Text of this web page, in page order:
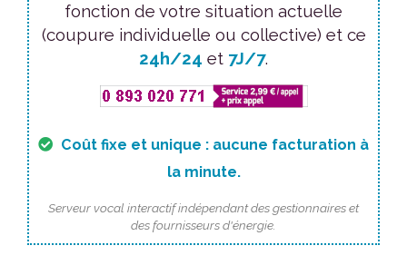
fonction de votre situation actuelle
(coupure individuelle ou collective) et ce
24h/24 et 7J/7.
Coût fixe et unique : aucune facturation à
la minute.
Serveur vocal interactif indépendant des gestionnaires et
des fournisseurs d'énergie.